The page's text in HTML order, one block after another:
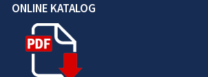
ONLINE KATALOG